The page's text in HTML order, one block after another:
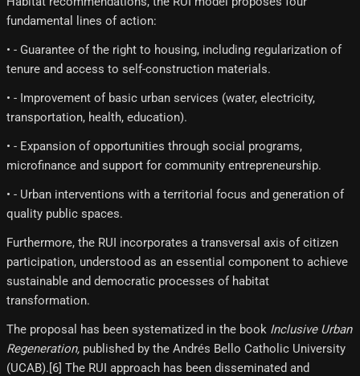
fundamental lines of action:
• - Guarantee of the right to housing, including regularization of
tenure and access to self-construction materials.
• - Improvement of basic urban services (water, electricity,
transportation, health, education).
• - Expansion of opportunities through social programs,
microfinance and support for community entrepreneurship.
• - Urban interventions with a territorial focus and generation of
quality public spaces.
Furthermore, the RUI incorporates a transversal axis of citizen
participation, understood as an essential component to achieve
sustainable and democratic processes of habitat
transformation.
The proposal has been systematized in the book Inclusive Urban
Regeneration, published by the Andrés Bello Catholic University
(UCAB).[6]​ The RUI approach has been disseminated and